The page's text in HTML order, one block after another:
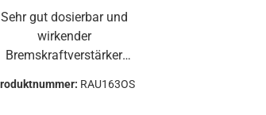
Sehr gut dosierbar und
wirkender
Bremskraftverstärker
Edelstahlfür Speleo und
RAU163OS